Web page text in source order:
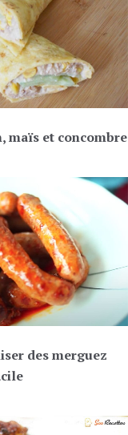
maïs et concombre
des merguez